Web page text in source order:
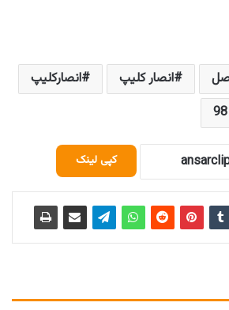
انصار کلیپ
انصارکلیپ
کپی لینک